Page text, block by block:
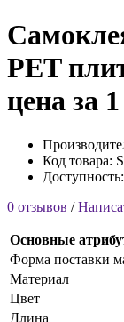
PET
цена за
Код товара:
0 отзывов /
Основные
Форма поставки
Материал
Цвет
Длина